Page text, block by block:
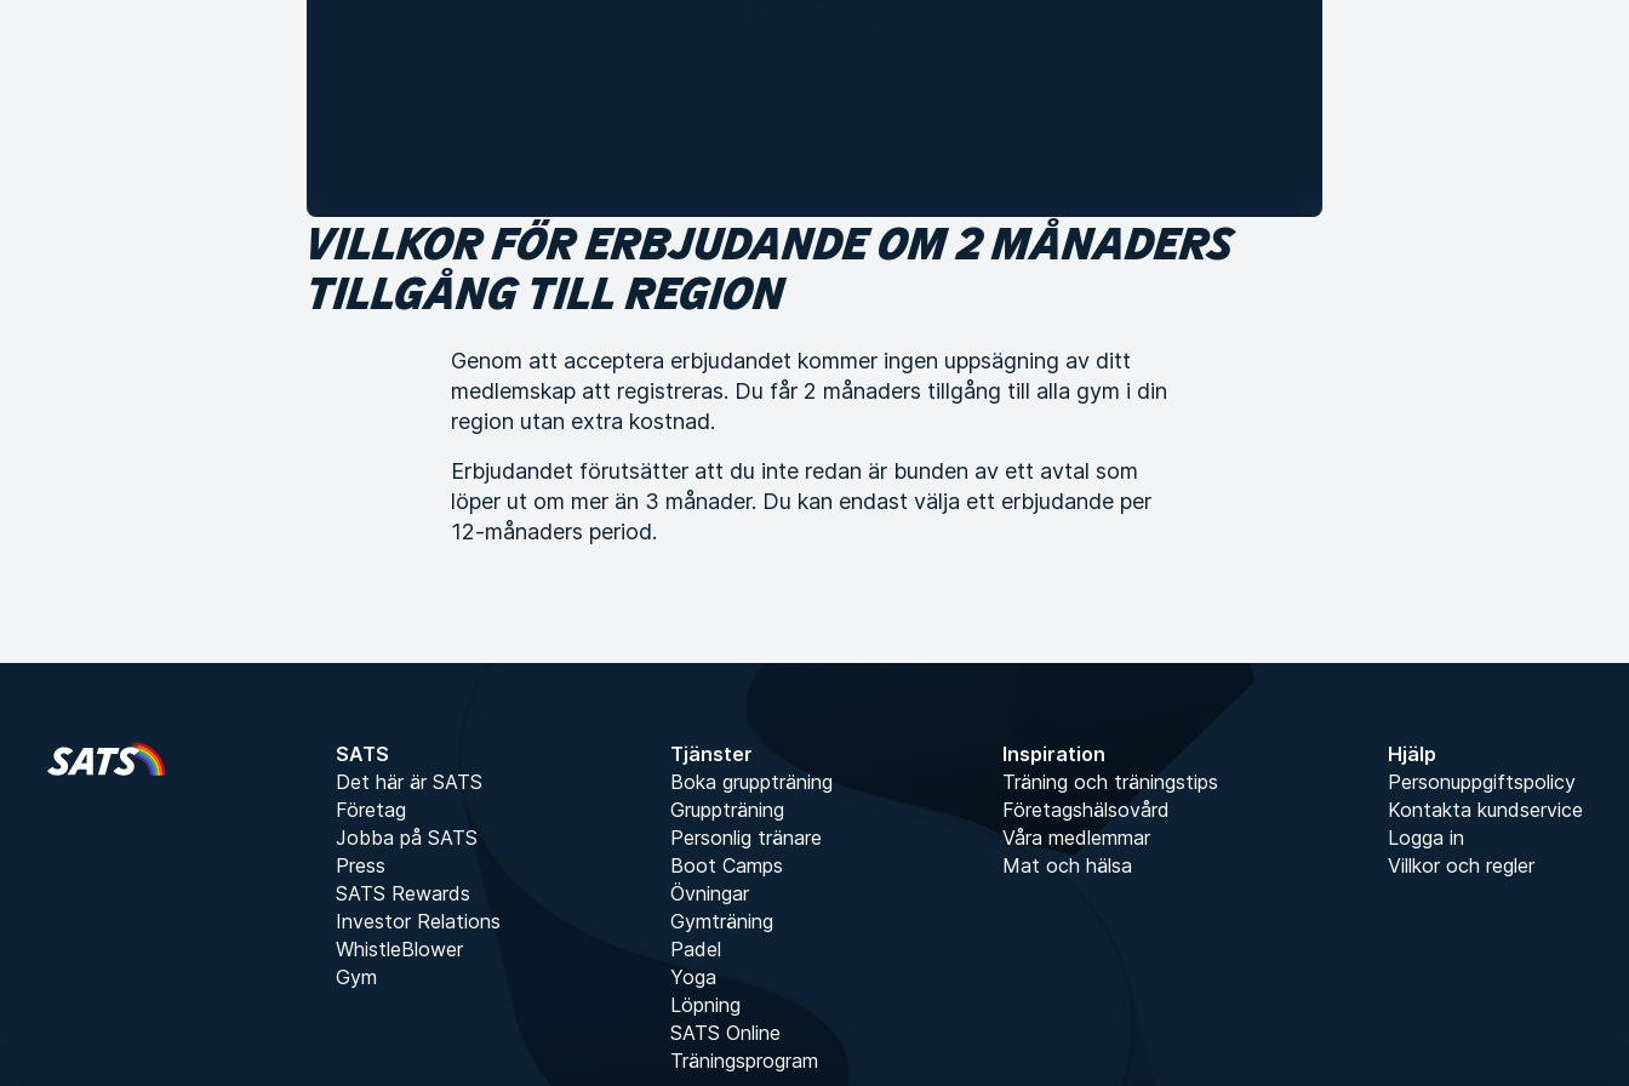
VILLKOR FÖR ERBJUDANDE OM 2 MÅNADERS
TILLGÅNG TILL REGION
Genom att acceptera erbjudandet kommer ingen uppsägning av ditt
medlemskap att registreras. Du får 2 månaders tillgång till alla gym i din
region utan extra kostnad.
Erbjudandet förutsätter att du inte redan är bunden av ett avtal som
löper ut om mer än 3 månader. Du kan endast välja ett erbjudande per
12-månaders period.
SATS
Det här är SATS
Företag
Jobba på SATS
Press
SATS Rewards
Investor Relations
WhistleBlower
Gym
Tjänster
Boka gruppträning
Gruppträning
Personlig tränare
Boot Camps
Övningar
Gymträning
Padel
Yoga
Löpning
SATS Online
Träningsprogram
Inspiration
Träning och träningstips
Företagshälsovård
Våra medlemmar
Mat och hälsa
Hjälp
Personuppgiftspolicy
Kontakta kundservice
Logga in
Villkor och regler